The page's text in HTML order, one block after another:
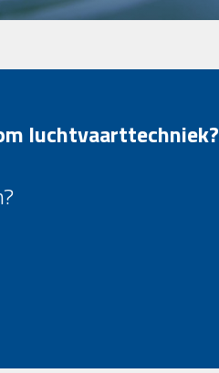
luchtvaarttechniek?